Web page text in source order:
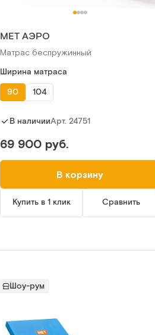
МЕТ АЭРО
Матрас беспружинный
Ширина матраса
90
104
В наличииАрт.24751
69 900 руб.
В корзину
Купить в 1 клик Сравнить
Шоу-рум